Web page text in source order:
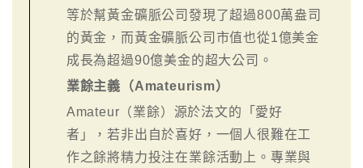
等於幫黃金礦脈公司發現了超過800萬盎司
的黃金，而黃金礦脈公司市值也從1億美金
成長為超過90億美金的超大公司。
業餘主義（Amateurism）
Amateur（業餘）源於法文的「愛好
者」，若非出自於喜好，一個人很難在工
作之餘將精力投注在業餘活動上。專業與